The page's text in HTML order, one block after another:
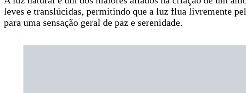
leves e translúcidas, permitindo que a luz flua livremente
para uma sensação geral de paz e serenidade.